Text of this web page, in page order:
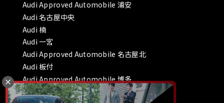
Audi Approved Automobile 浦安
Audi 名古屋中央
Audi 楠
Audi 一宮
Audi Approved Automobile 名古屋北
Audi 板付
Audi Approved Automobile 博多